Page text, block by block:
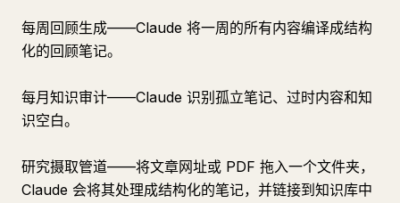
每周回顾生成——Claude 将一周的所有内容编译成结构
化的回顾笔记。
每月知识审计——Claude 识别孤立笔记、过时内容和知
识空白。
研究摄取管道——将文章网址或 PDF 拖入一个文件夹，
Claude 会将其处理成结构化的笔记，并链接到知识库中